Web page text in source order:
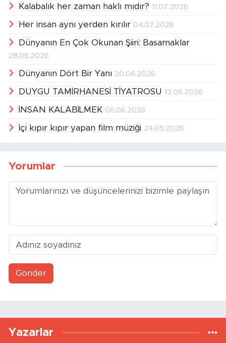
Kalabalık her zaman haklı mıdır? 11.07.2026
Her insan aynı yerden kırılır 04.07.2026
Dünyanın En Çok Okunan Şiiri: Basamaklar
28.06.2026
Dünyanın Dört Bir Yanı 20.06.2026
DUYGU TAMİRHANESİ TİYATROSU 13.06.2026
İNSAN KALABİLMEK 06.06.2026
İçi kıpır kıpır yapan film müziği 24.05.2026
Yorumlar
Gönder
Yazarlar